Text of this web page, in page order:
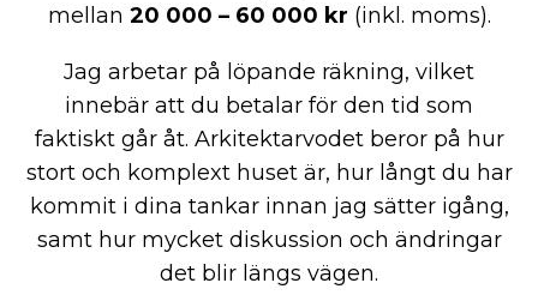
mellan 20 000 – 60 000 kr (inkl. moms).
Jag arbetar på löpande räkning, vilket
innebär att du betalar för den tid som
faktiskt går åt. Arkitektarvodet beror på hur
stort och komplext huset är, hur långt du har
kommit i dina tankar innan jag sätter igång,
samt hur mycket diskussion och ändringar
det blir längs vägen.